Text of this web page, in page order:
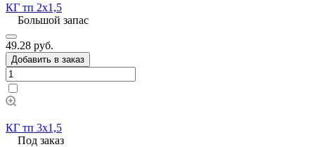
КГ тп 2х1,5
Большой запас
49.28 руб.
Добавить в заказ
КГ тп 3х1,5
Под заказ